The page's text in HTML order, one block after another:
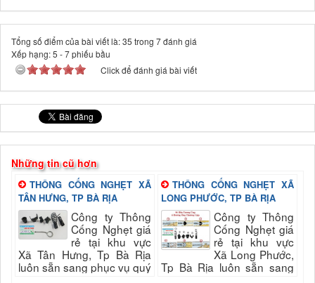
Tổng số điểm của bài viết là: 35 trong 7 đánh giá
Xếp hạng:5 -7phiếu bầu
Click để đánh giá bài viết
Những tin cũ hơn
THÔNG CỐNG NGHẸT XÃ
TÂN HƯNG, TP BÀ RỊA
Công ty Thông
Cống Nghẹt giá
rẻ tại khu vực
Xã Tân Hưng, Tp Bà Rịa
luôn sẵn sang phục vụ quý
THÔNG CỐNG NGHẸT XÃ
LONG PHƯỚC, TP BÀ RỊA
Công ty Thông
Cống Nghẹt giá
rẻ tại khu vực
Xã Long Phước,
Tp Bà Rịa luôn sẵn sang